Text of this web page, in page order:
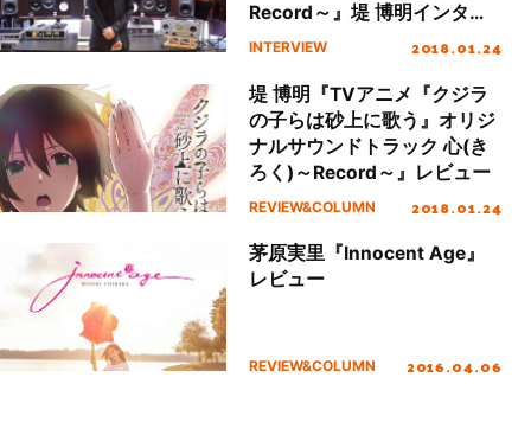
Record～』堤 博明インタビ
ュー
INTERVIEW 2018.01.24
堤 博明『TVアニメ『クジラ
の子らは砂上に歌う』オリジ
ナルサウンドトラック 心(き
ろく)～Record～』レビュー
REVIEW&COLUMN 2018.01.24
茅原実里『Innocent Age』
レビュー
REVIEW&COLUMN 2016.04.06